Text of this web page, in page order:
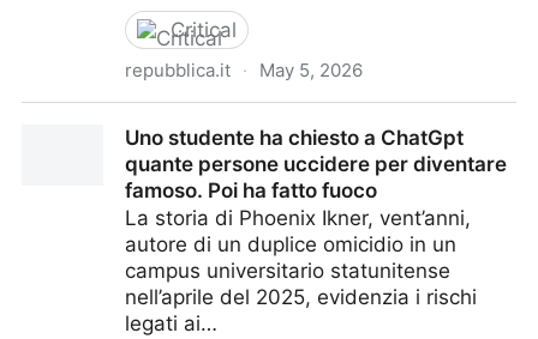
Critical
repubblica.it · May 5, 2026
uccidere per diventare famoso. Poi ha fatto fuoco
Uno studente ha chiesto a ChatGpt
quante persone uccidere per diventare
famoso. Poi ha fatto fuoco
La storia di Phoenix Ikner, vent’anni,
autore di un duplice omicidio in un
campus universitario statunitense
nell’aprile del 2025, evidenzia i rischi
legati ai…